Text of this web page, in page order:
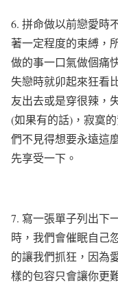
6. 拼命做以前戀愛時
著一定程度的束縛，
做的事一口氣做個痛
失戀時就卯起來狂看
友出去或是穿很辣，
(如果有的話) ， 寂寞
們不見得想要永遠這
先享受一下 。
7. 寫一張單子列出下
時，我們會催眠自己
的讓我們抓狂，因為
樣的包容只會讓你更